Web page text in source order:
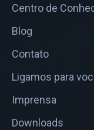
Centro de
Blog
Contato
Ligamos para
Imprensa
Downloads